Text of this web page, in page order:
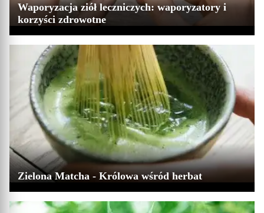
Waporyzacja ziół leczniczych: waporyzatory i
korzyści zdrowotne
Zielona Matcha - Królowa wśród herbat